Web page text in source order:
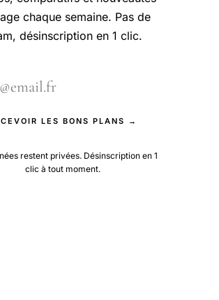
chaque semaine. Pas de
désinscription en 1 clic.
LES BONS PLANS →
restent privées. Désinscription en 1
clic à tout moment.